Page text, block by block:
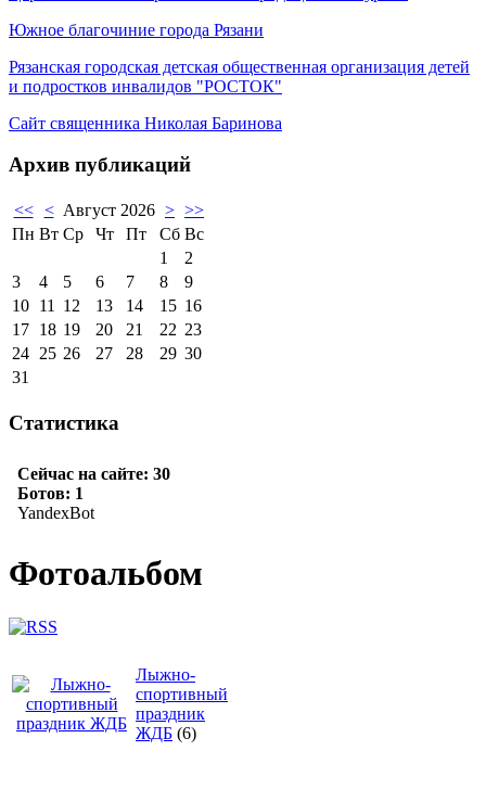
Южное благочиние города Рязани
Рязанская городская детская общественная организация детей
и подростков инвалидов "РОСТОК"
Сайт священника Николая Баринова
Архив публикаций
<< < Август 2026 > >>
Пн Вт Ср Чт Пт Сб Вс
1
2
3
4 5 6 7 8
9
10 11 12 13 14 15 16
17 18 19 20 21 22 23
24 25 26 27 28 29 30
31
Статистика
Фотоальбом
Лыжно-
спортивный
праздник
ЖДБ (6)